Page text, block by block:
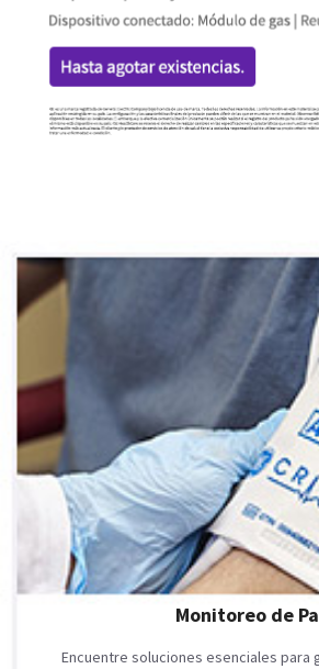
Monitoreo de
Encuentre soluciones esenciales para